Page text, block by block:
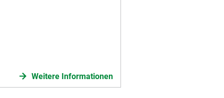
Weitere Informationen